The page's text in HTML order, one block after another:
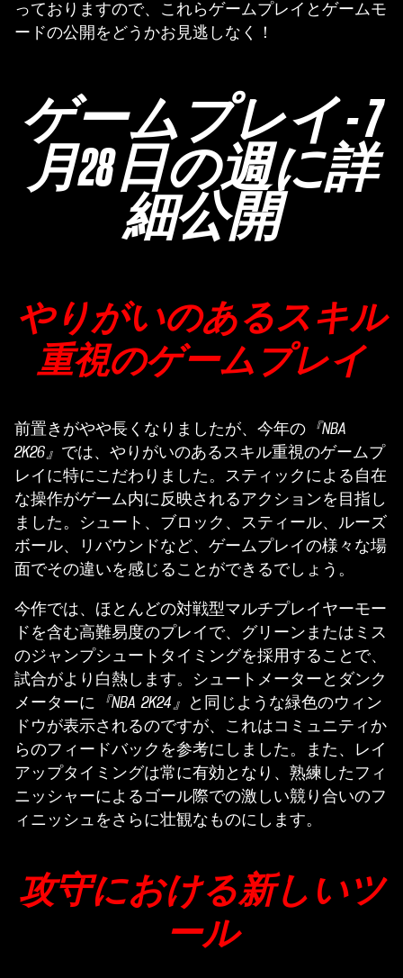
っておりますので、これらゲームプレイとゲームモ
ードの公開をどうかお見逃しなく！
ゲームプレイ - 7
月28日の週に詳
細公開
やりがいのあるスキル
重視のゲームプレイ
前置きがやや長くなりましたが、今年の 『NBA
2K26』 では、やりがいのあるスキル重視のゲームプ
レイに特にこだわりました。スティックによる自在
な操作がゲーム内に反映されるアクションを目指し
ました。シュート、ブロック、スティール、ルーズ
ボール、リバウンドなど、ゲームプレイの様々な場
面でその違いを感じることができるでしょう。
今作では、ほとんどの対戦型マルチプレイヤーモー
ドを含む高難易度のプレイで、グリーンまたはミス
のジャンプシュートタイミングを採用することで、
試合がより白熱します。シュートメーターとダンク
メーターに 『NBA 2K24』
と同じような緑色のウィン
ドウが表示されるのですが、これはコミュニティか
らのフィードバックを参考にしました。また、レイ
アップタイミングは常に有効となり、熟練したフィ
ニッシャーによるゴール際での激しい競り合いのフ
ィニッシュをさらに壮観なものにします。
攻守における新しいツ
ール